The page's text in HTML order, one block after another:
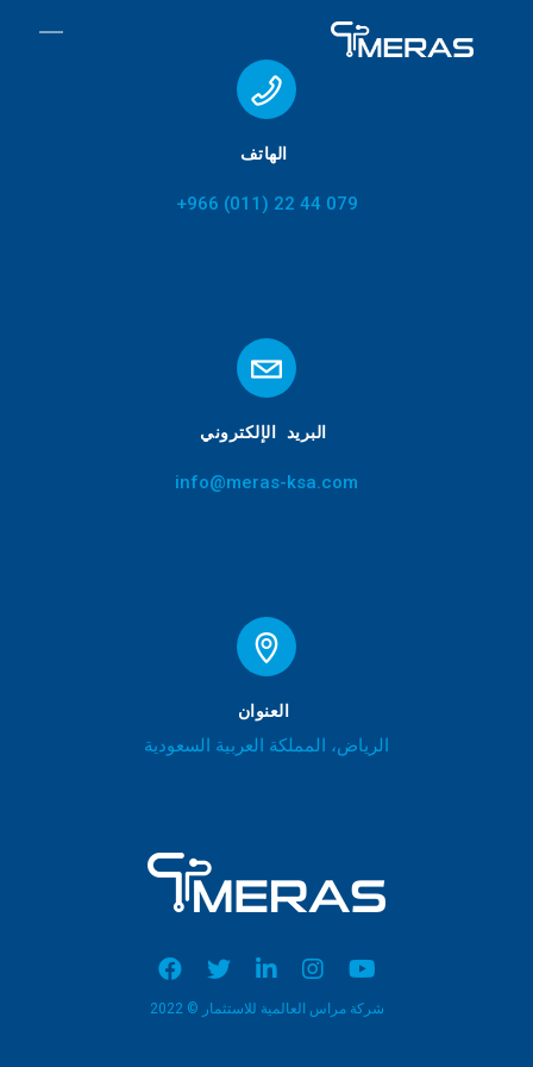
الهاتف
079 44 22 (011) 966+
البريد الإلكتروني
info@meras-ksa.com
العنوان
الرياض، المملكة العربية السعودية
شركة مراس العالمية للاستثمار © 2022